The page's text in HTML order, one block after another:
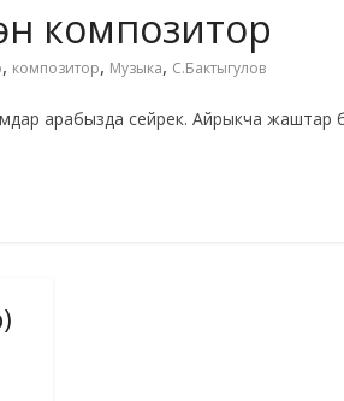
композитор
, композитор, Музыка, С.Бактыгулов
арабызда сейрек. Айрыкча